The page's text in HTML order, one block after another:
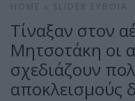
HOME SLIDER ΕΎΒΟΙΑ
Τίναξαν στον
Μητσοτάκη οι
σχεδιάζουν
αποκλεισμούς